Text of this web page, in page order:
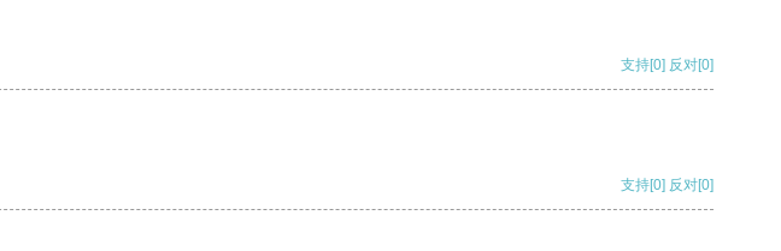
支持[0] 反对[0]
支持[0] 反对[0]